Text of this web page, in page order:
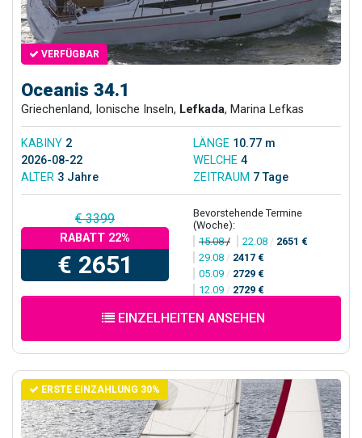
VERFÜGBAR
Oceanis 34.1
Griechenland, Ionische Inseln, Lefkada, Marina Lefkas
KABINY 2 LÄNGE 10.77 m
2026-08-22
WELCHE 4
ALTER 3 Jahre ZEITRAUM 7 Tage
€ 3399
RABATT 22%
€ 2651
Bevorstehende Termine
(Woche):
15.08/ 22.08 / 2651 €
29.08 / 2417 €
05.09 / 2729 €
12.09 / 2729 €
EINZELHEITEN ANSEHEN
ERSTE EINZAHLUNG 30%